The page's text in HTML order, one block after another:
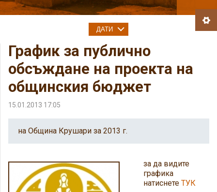
График за публично
обсъждане на проекта на
общинския бюджет
15.01.2013 17:05
на Община Крушари за 2013 г.
за да видите
графика
натиснете ТУК
ДАТИ